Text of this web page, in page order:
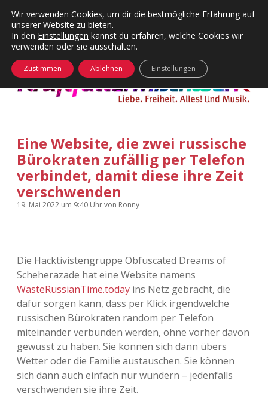
Kategorien
Menü
24 Hours Chilling
Die Wende
KFMW-Disco
kfmw.stuff
Kopfkinomusik
Täglicher Sinnwahn
Visuelles
Wandnotizen
KFMW-Disco
Dates
Contact
Adventskalender Dropdown-
Menü
Adventskalender 2010
Adventskalender 2012
Adventskalender 2013
Adventskalender 2014
Adventskalender 2015
Adventskalender 2016
facebook
instagram
rss
öffnen
Eine Website, die zwei russische
Bürokraten zufällig per Telefon
verbindet, damit diese ihre Zeit
verschwenden
19. Mai 2022 um 9:40 Uhrvon Ronny
Die Hacktivistengruppe Obfuscated Dreams of
Scheherazade hat eine Website namens
WasteRussianTime.today ins Netz gebracht, die
dafür sorgen kann, dass per Klick irgendwelche
russischen Bürokraten random per Telefon
miteinander verbunden werden, ohne vorher davon
gewusst zu haben. Sie können sich dann übers
Wetter oder die Familie austauschen. Sie können
sich dann auch einfach nur wundern – jedenfalls
verschwenden sie ihre Zeit.
Wir verwenden Cookies, um dir die bestmögliche Erfahrung auf
unserer Website zu bieten.
In den Einstellungen kannst du erfahren, welche Cookies wir
verwenden oder sie ausschalten.
Zustimmen Ablehnen Einstellungen